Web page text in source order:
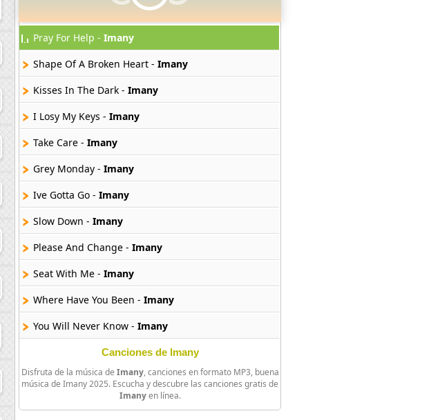
Pray For Help - Imany
Shape Of A Broken Heart - Imany
Kisses In The Dark - Imany
I Losy My Keys - Imany
Take Care - Imany
Grey Monday - Imany
Ive Gotta Go - Imany
Slow Down - Imany
Please And Change - Imany
Seat With Me - Imany
Where Have You Been - Imany
You Will Never Know - Imany
Canciones de Imany
Disfruta de la música de Imany, canciones en formato MP3, buena
música de Imany 2025. Escucha y descubre las canciones gratis de
Imanyen línea.